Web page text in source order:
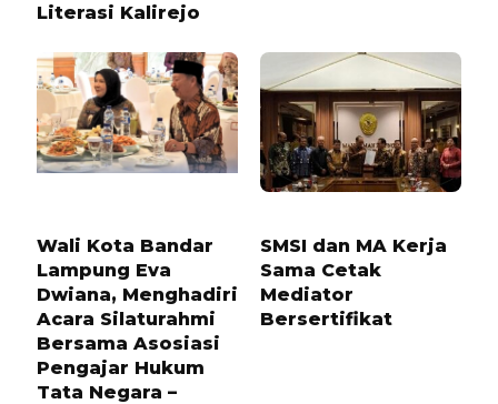
Literasi Kalirejo
Wali Kota Bandar
Lampung Eva
Dwiana, Menghadiri
Acara Silaturahmi
Bersama Asosiasi
Pengajar Hukum
Tata Negara –
SMSI dan MA Kerja
Sama Cetak
Mediator
Bersertifikat